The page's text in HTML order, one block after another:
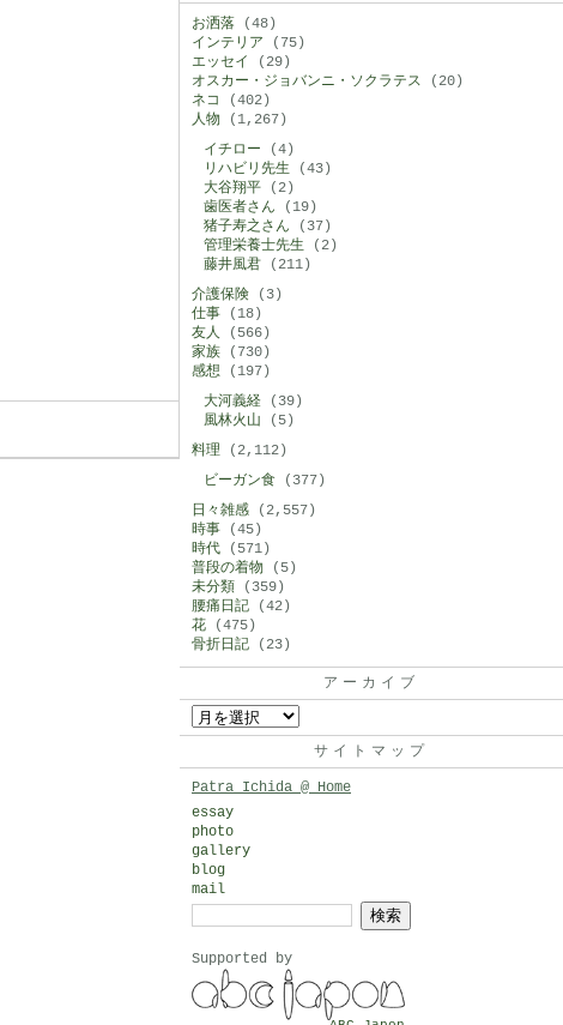
お洒落 (48)
インテリア (75)
エッセイ
(29)
オスカー・ジョバンニ・ソクラテス (20)
ネコ
(402)
人物 (1,267)
イチロー (4)
リハビリ先生 (43)
大谷翔平 (2)
歯医者さん (19)
猪子寿之さん (37)
管理栄養士先生 (2)
藤井風君 (211)
介護保険 (3)
仕事 (18)
友人 (566)
家族 (730)
感想 (197)
大河義経 (39)
風林火山 (5)
料理 (2,112)
ビーガン食 (377)
日々雑感 (2,557)
時事 (45)
時代 (571)
普段の着物 (5)
未分類 (359)
腰痛日記 (42)
花 (475)
骨折日記 (23)
アーカイブ
イ
サイトマップ
Patra Ichida @ Home
essay
photo
gallery
blog
mail
Supported by